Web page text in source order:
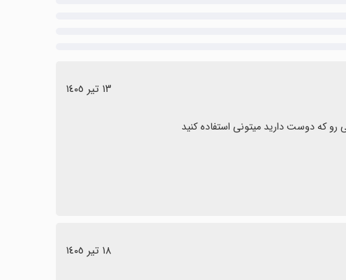
١٣ تیر ١٤٠٥
١٨ تیر ١٤٠٥